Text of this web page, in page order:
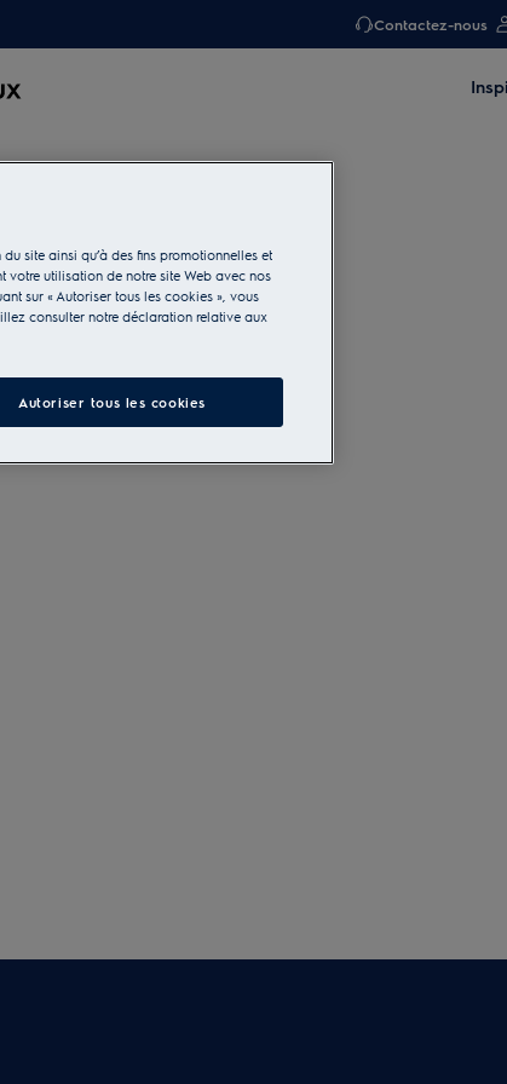
Contactez-nous
site ainsi qu’à des fins promotionnelles et
utilisation de notre site Web avec nos
sur « Autoriser tous les cookies », vous
consulter notre déclaration relative aux
Autoriser tous les cookies